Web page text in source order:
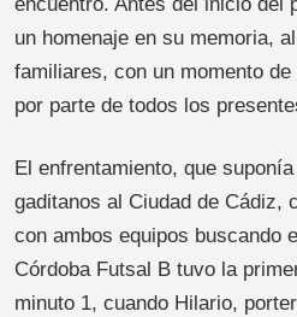
encuentro. Antes del inicio del
un homenaje en su memoria,
familiares, con un momento
por parte de todos los
El enfrentamiento, que
gaditanos al Ciudad de Cádiz,
con ambos equipos buscando
Córdoba Futsal B tuvo la
minuto 1, cuando Hilario,